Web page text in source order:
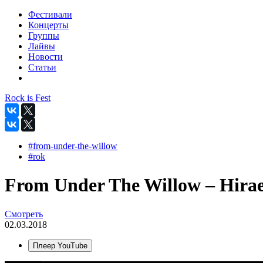
Фестивали
Концерты
Группы
Лайвы
Новости
Статьи
Rock is Fest
#from-under-the-willow
#rok
From Under The Willow –
Смотреть
02.03.2018
Плеер YouTube